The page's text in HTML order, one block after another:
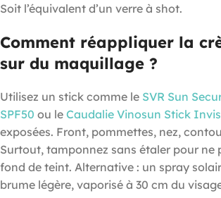
Soit l’équivalent d’un verre à shot.
Comment réappliquer la
sur du maquillage ?
Utilisez un stick comme le SVR Sun
SPF50 ou le Caudalie Vinosun Stick
exposées. Front, pommettes, nez,
Surtout, tamponnez sans étaler pour ne
fond de teint. Alternative : un spray
brume légère, vaporisé à 30 cm du